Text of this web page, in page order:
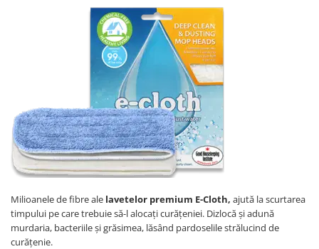
Milioanele de fibre ale lavetelor premium E-Cloth, ajută la scurtarea
timpului pe care trebuie să-l alocați curățeniei. Dizlocă și adună
murdaria, bacteriile și grăsimea, lăsând pardoselile strălucind de
curățenie.